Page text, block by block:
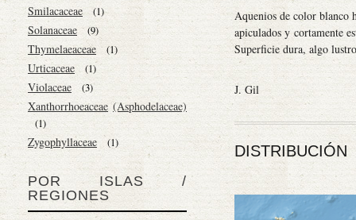
Smilacaceae (1)
Solanaceae (9)
Thymelaeaceae (1)
Urticaceae (1)
Violaceae (3)
Xanthorrhoeaceae (Asphodelaceae)
(1)
Zygophyllaceae (1)
POR ISLAS /
REGIONES
Aquenios de color blanco
apiculados y cortamente
Superficie dura, algo
J. Gil
DISTRIBUCIÓN